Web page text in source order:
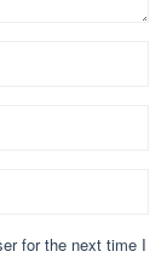
for the next time I